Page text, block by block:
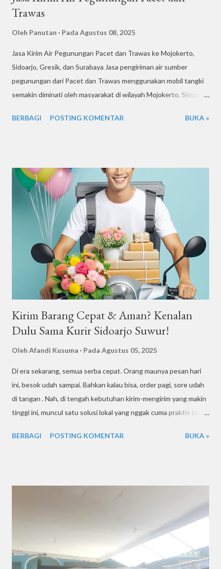
Trawas
Oleh Panutan Pada Agustus 08, 2025
Jasa Kirim Air Pegunungan Pacet dan Trawas ke Mojokerto,
Sidoarjo, Gresik, dan Surabaya Jasa pengiriman air sumber
pegunungan dari Pacet dan Trawas menggunakan mobil tangki
semakin diminati oleh masyarakat di wilayah Mojokerto, Sidoarjo,
dengan kejernihannya serta kandungan mineral alami yang baik
bersih. Penggunaan mobil tangki menjadi solusi praktis untuk
mendistribusikan air dalam jumlah besar dengan cepat dan
efisien. Kapasitas tangki 7500 liter, memungkinkan pelanggan
memilih sesuai dengan kebutuhan mereka. Jasa ini biasanya
melayani rumah tangga, industri, restoran, hotel, hingga usaha
pengolahan air minum dalam kemasan (AMDK) yang
membutuhkan air berkualitas tinggi sebagai bahan baku. Sumber
air yang diambil dari Pacet dan Trawas dipilih karena bera...
BERBAGI POSTING KOMENTAR BUKA »
Kirim Barang Cepat & Aman? Kenalan
Dulu Sama Kurir Sidoarjo Suwur!
Oleh Afandi Kusuma Pada Agustus 05, 2025
Di era sekarang, semua serba cepat. Orang maunya pesan hari
ini, besok udah sampai. Bahkan kalau bisa, order pagi, sore udah
di tangan . Nah, di tengah kebutuhan kirim-mengirim yang makin
tinggi ini, muncul satu solusi lokal yang nggak cuma praktis tapi
atau punya usaha di Sidoarjo dan sekitarnya, wajib banget tahu
memilih kurir yang tepat buat kebutuhan kamu. Yuk, simak
sampai tuntas! Kenapa Layanan Kurir Lokal Itu Penting? Saat
kamu punya barang yang harus dikirim cepat—entah ke
customer, teman, atau keluarga—kamu pasti mikir dua hal:
BERBAGI POSTING KOMENTAR BUKA »